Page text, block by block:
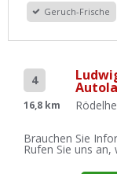
Geruch-Frische
4
16,8 km
Brauchen Sie
Rufen Sie uns